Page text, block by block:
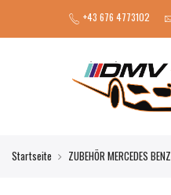
+43 676 4773102
Startseite ZUBEHÖR MERCEDES BENZ